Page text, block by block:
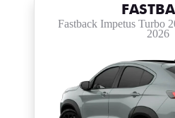
Fastback Impetus Turbo
2026